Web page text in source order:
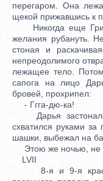
перегаром. Она
щекой прижавшись к
Никогда еще
желания рубануть.
стоная и
непреодолимого
лежащее тело.
сапога на лицо
бровей, прохрипел:
- Ггга-дю-ка!
Дарья застонала,
схватился руками
шашки, выбежал на
Этою же ночью, не
LVII
8-я и 9-я